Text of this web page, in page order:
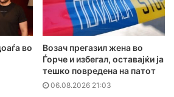
во
Возач прегазил жена во
Ѓорче и избегал, оставајќи ја
тешко повредена на патот
06.08.2026 21:03